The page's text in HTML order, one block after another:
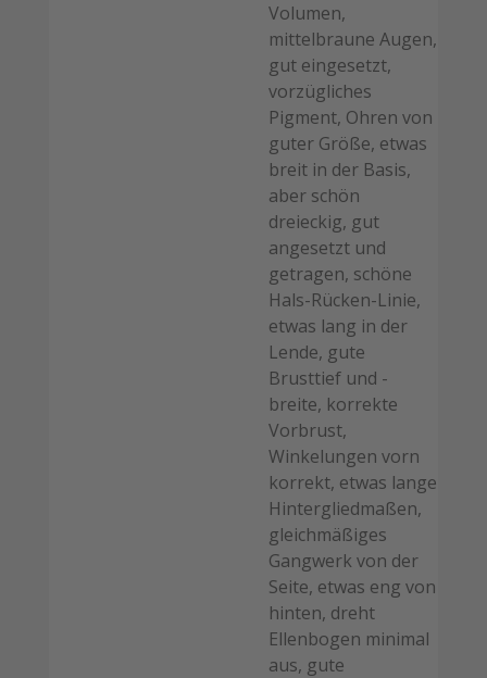
Volumen,
mittelbraune Augen,
gut eingesetzt,
vorzügliches
Pigment, Ohren von
guter Größe, etwas
breit in der Basis,
aber schön
dreieckig, gut
angesetzt und
getragen, schöne
Hals-Rücken-Linie,
etwas lang in der
Lende, gute
Brusttief und -
breite, korrekte
Vorbrust,
Winkelungen vorn
korrekt, etwas lange
Hintergliedmaßen,
gleichmäßiges
Gangwerk von der
Seite, etwas eng von
hinten, dreht
Ellenbogen minimal
aus, gute